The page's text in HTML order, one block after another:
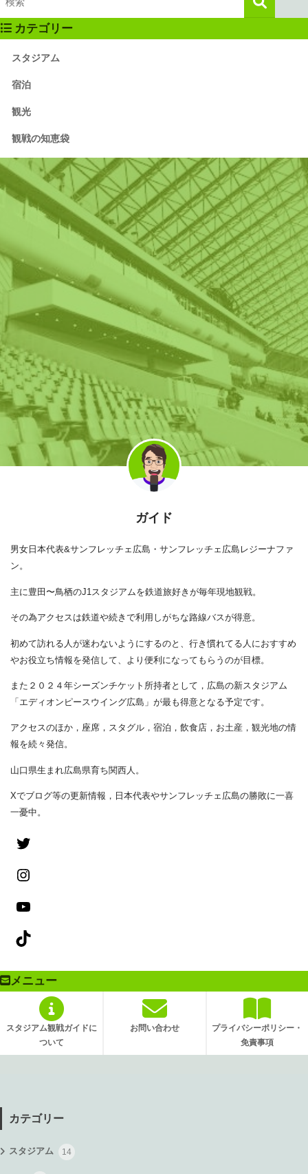
カテゴリー
スタジアム
宿泊
観光
観戦の知恵袋
ガイド
男女日本代表&サンフレッチェ広島・サンフレッチェ広島レジーナファ
ン。
主に豊田〜鳥栖のJ1スタジアムを鉄道旅好きが毎年現地観戦。
その為アクセスは鉄道や続きで利用しがちな路線バスが得意。
初めて訪れる人が迷わないようにするのと、行き慣れてる人におすすめ
やお役立ち情報を発信して、より便利になってもらうのが目標。
また２０２４年シーズンチケット所持者として，広島の新スタジアム
「エディオンピースウイング広島」が最も得意となる予定です。
アクセスのほか，座席，スタグル，宿泊，飲食店，お土産，観光地の情
報を続々発信。
山口県生まれ広島県育ち関西人。
Xでブログ等の更新情報，日本代表やサンフレッチェ広島の勝敗に一喜
一憂中。
メニュー
スタジアム観戦ガイドに
ついて
お問い合わせ
プライバシーポリシー・
免責事項
カテゴリー
スタジアム 14